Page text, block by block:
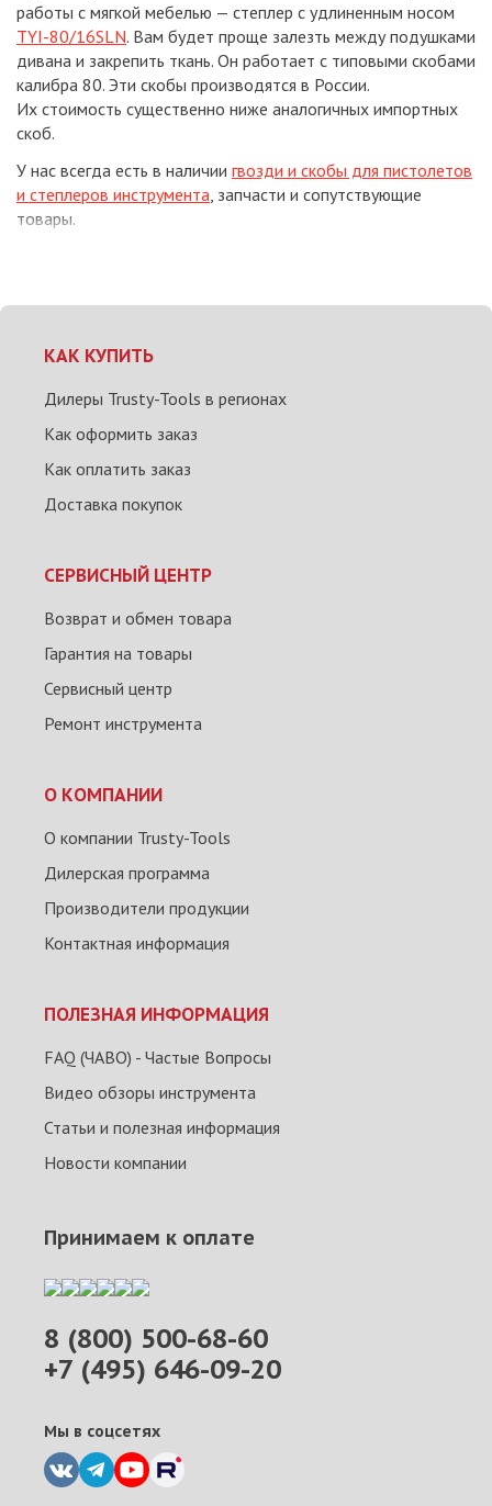
работы с мягкой мебелью — степлер с удлиненным носом
TYI-80/16SLN. Вам будет проще залезть между подушками
дивана и закрепить ткань. Он работает с типовыми скобами
калибра 80. Эти скобы производятся в России.
Их стоимость существенно ниже аналогичных импортных
скоб.
У нас всегда есть в наличии гвозди и скобы для пистолетов
и степлеров инструмента, запчасти и сопутствующие
товары.
КАК КУПИТЬ
Дилеры Trusty-Tools в регионах
Как оформить заказ
Как оплатить заказ
Доставка покупок
СЕРВИСНЫЙ ЦЕНТР
Возврат и обмен товара
Гарантия на товары
Сервисный центр
Ремонт инструмента
О КОМПАНИИ
О компании Trusty-Tools
Дилерская программа
Производители продукции
Контактная информация
ПОЛЕЗНАЯ ИНФОРМАЦИЯ
FAQ (ЧАВО) - Частые Вопросы
Видео обзоры инструмента
Статьи и полезная информация
Новости компании
8 (800) 500-68-60
+7 (495) 646-09-20
Мы в соцсетях
Принимаем к оплате